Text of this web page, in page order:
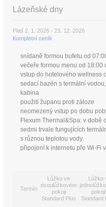
Lázeňské dny
Platí 2. 1. 2026 - 23. 12. 2026
Kompletní ceník
snídaně formou bufetu od
večeře formou menu od 18:00
vstup do hotelového wellness
sedací bazén s termální
kabina
použití županu proti záloze
neomezený vstup po dobu
Flexum Thermal&Spa: v době
sedmi trvale fungujících
s různou teplotou vody.
připojení k internetu pře Wi-Fi
Termín
Lůžko ve
dvoulůžkovém
pokoji
Standard Plus
Lůžko
pokoji
Standard